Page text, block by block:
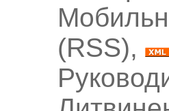
(RSS),